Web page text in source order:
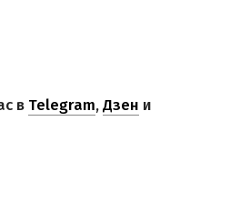
в Telegram,Дзен и